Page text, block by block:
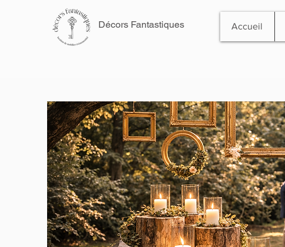
Décors Fantastiques Accueil